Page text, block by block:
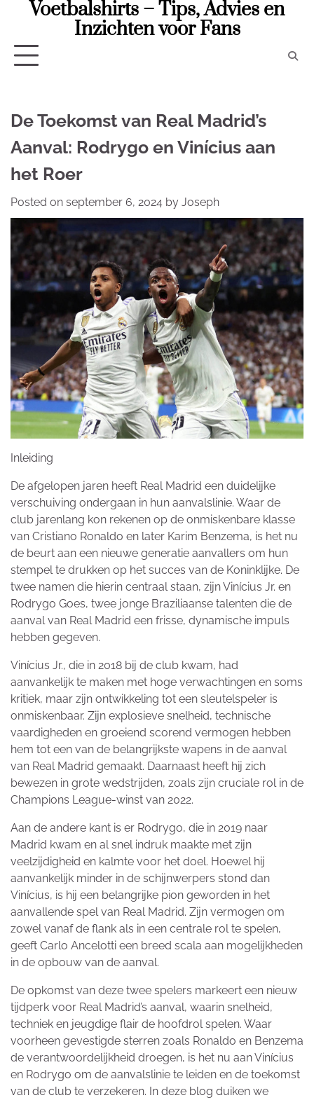
Voetbalshirts – Tips, Advies en
Inzichten voor Fans
De Toekomst van Real Madrid’s
Aanval: Rodrygo en Vinícius aan
het Roer
Posted on september 6, 2024 by Joseph
Inleiding
De afgelopen jaren heeft Real Madrid een duidelijke
verschuiving ondergaan in hun aanvalslinie. Waar de
club jarenlang kon rekenen op de onmiskenbare klasse
van Cristiano Ronaldo en later Karim Benzema, is het nu
de beurt aan een nieuwe generatie aanvallers om hun
stempel te drukken op het succes van de Koninklijke. De
twee namen die hierin centraal staan, zijn Vinícius Jr. en
Rodrygo Goes, twee jonge Braziliaanse talenten die de
aanval van Real Madrid een frisse, dynamische impuls
hebben gegeven.
Vinícius Jr., die in 2018 bij de club kwam, had
aanvankelijk te maken met hoge verwachtingen en soms
kritiek, maar zijn ontwikkeling tot een sleutelspeler is
onmiskenbaar. Zijn explosieve snelheid, technische
vaardigheden en groeiend scorend vermogen hebben
hem tot een van de belangrijkste wapens in de aanval
van Real Madrid gemaakt. Daarnaast heeft hij zich
bewezen in grote wedstrijden, zoals zijn cruciale rol in de
Champions League-winst van 2022.
Aan de andere kant is er Rodrygo, die in 2019 naar
Madrid kwam en al snel indruk maakte met zijn
veelzijdigheid en kalmte voor het doel. Hoewel hij
aanvankelijk minder in de schijnwerpers stond dan
Vinícius, is hij een belangrijke pion geworden in het
aanvallende spel van Real Madrid. Zijn vermogen om
zowel vanaf de flank als in een centrale rol te spelen,
geeft Carlo Ancelotti een breed scala aan mogelijkheden
in de opbouw van de aanval.
De opkomst van deze twee spelers markeert een nieuw
tijdperk voor Real Madrid’s aanval, waarin snelheid,
techniek en jeugdige flair de hoofdrol spelen. Waar
voorheen gevestigde sterren zoals Ronaldo en Benzema
de verantwoordelijkheid droegen, is het nu aan Vinícius
en Rodrygo om de aanvalslinie te leiden en de toekomst
van de club te verzekeren. In deze blog duiken we